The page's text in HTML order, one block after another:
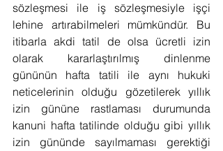
sözleşmesi ile iş sözleşmesiyle işçi
lehine artırabilmeleri mümkündür. Bu
itibarla akdi tatil de olsa ücretli izin
olarak kararlaştırılmış dinlenme
gününün hafta tatili ile aynı hukuki
neticelerinin olduğu gözetilerek yıllık
izin gününe rastlaması durumunda
kanuni hafta tatilinde olduğu gibi yıllık
izin gününde sayılmaması gerektiği